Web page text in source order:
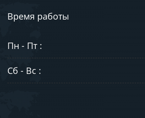
Время работы
Пн - Пт :
Сб - Вс :